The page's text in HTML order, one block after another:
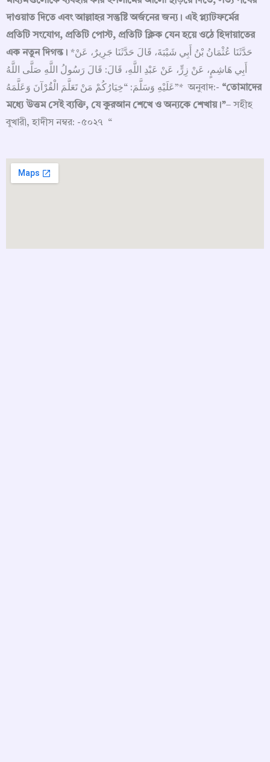
দাওয়াত দিতে এবং আল্লাহর সন্তুষ্টি অর্জনের জন্য। এই প্ল্যাটফর্মের
প্রতিটি সংযোগ, প্রতিটি পোস্ট, প্রতিটি ক্লিক যেন হয়ে ওঠে হিদায়াতের
এক নতুন দিগন্ত। *حَدَّثَنَا عُثْمَانُ بْنُ أَبِي شَيْبَةَ، قَالَ حَدَّثَنَا جَرِيرٌ، عَنْ
أَبِي هَاشِمٍ، عَنْ زِرٍّ، عَنْ عَبْدِ اللَّهِ، قَالَ: قَالَ رَسُولُ اللَّهِ صَلَّى اللَّهُ
عَلَيْهِ وَسَلَّمَ: “خِيَارُكُمْ مَنْ تَعَلَّمَ الْقُرْآنَ وَعَلَّمَهُ”* অনুবাদ:- “তোমাদের
মধ্যে উত্তম সেই ব্যক্তি, যে কুরআন শেখে ও অন্যকে শেখায়।”– সহীহ
বুখারী, হাদীস নম্বর: -৫০২৭ “